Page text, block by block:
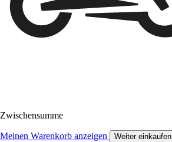
Zwischensumme
Meinen Warenkorb anzeigen Weiter einkaufen